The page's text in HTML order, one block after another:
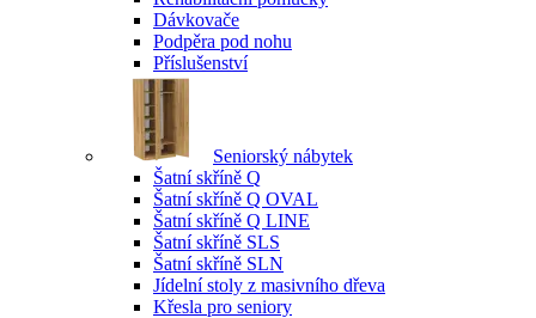
Dávkovače
Podpěra pod nohu
Příslušenství
Seniorský nábytek
Šatní skříně Q
Šatní skříně Q OVAL
Šatní skříně Q LINE
Šatní skříně SLS
Šatní skříně SLN
Jídelní stoly z masivního dřeva
Křesla pro seniory